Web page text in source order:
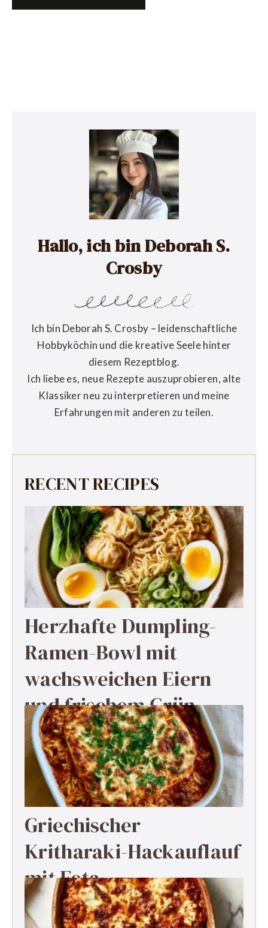
Hallo, ich bin Deborah S.
Crosby
Ich bin Deborah S. Crosby – leidenschaftliche
Hobbyköchin und die kreative Seele hinter
diesem Rezeptblog.
Ich liebe es, neue Rezepte auszuprobieren, alte
Klassiker neu zu interpretieren und meine
Erfahrungen mit anderen zu teilen.
RECENT RECIPES
Herzhafte Dumpling-
Ramen-Bowl mit
wachsweichen Eiern
und frischem Grün
Griechischer
Kritharaki-Hackauflauf
mit Feta